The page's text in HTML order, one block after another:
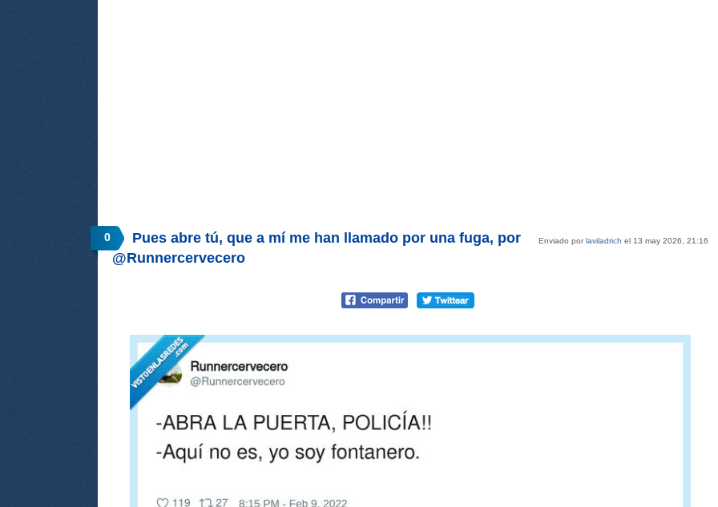
0 Enviado porlaviladrich el 13 may 2026, 21:16
Pues abre tú, que a mí me han llamado por una fuga, por
@Runnercervecero